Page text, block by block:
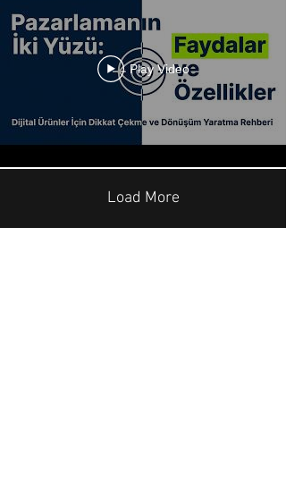
Play Video
Load More